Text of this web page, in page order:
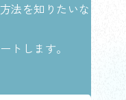
法を知りたいな
トします。